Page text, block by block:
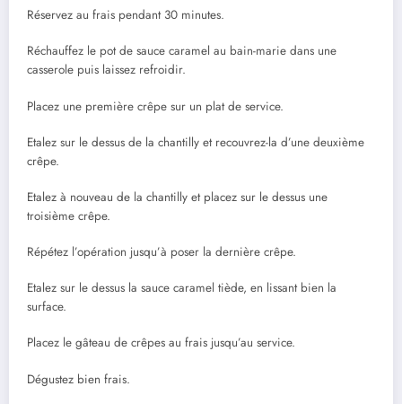
Réservez au frais pendant 30 minutes.
Réchauffez le pot de sauce caramel au bain-marie dans une
casserole puis laissez refroidir.
Placez une première crêpe sur un plat de service.
Etalez sur le dessus de la chantilly et recouvrez-la d’une deuxième
crêpe.
Etalez à nouveau de la chantilly et placez sur le dessus une
troisième crêpe.
Répétez l’opération jusqu’à poser la dernière crêpe.
Etalez sur le dessus la sauce caramel tiède, en lissant bien la
surface.
Placez le gâteau de crêpes au frais jusqu’au service.
Dégustez bien frais.